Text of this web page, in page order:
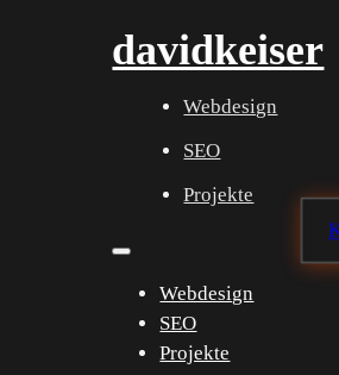
davidkeiser
Webdesign
SEO
Projekte
Webdesign
SEO
Projekte